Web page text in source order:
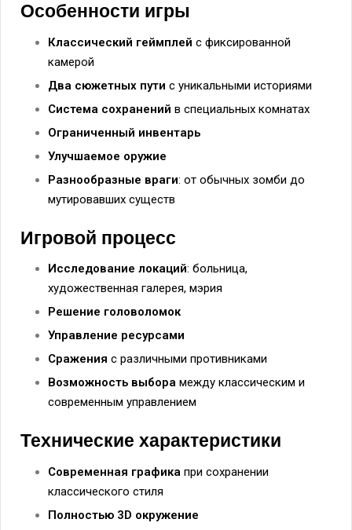
Особенности игры
Классический геймплей с фиксированной
камерой
Два сюжетных пути с уникальными историями
Система сохранений в специальных комнатах
Ограниченный инвентарь
Улучшаемое оружие
Разнообразные враги: от обычных зомби до
мутировавших существ
Игровой процесс
Исследование локаций: больница,
художественная галерея, мэрия
Решение головоломок
Управление ресурсами
Сражения с различными противниками
Возможность выбора между классическим и
современным управлением
Технические характеристики
Современная графика при сохранении
классического стиля
Полностью 3D окружение